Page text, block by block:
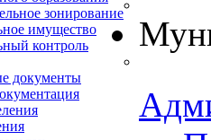
зонирование
имущество
контроль
документы